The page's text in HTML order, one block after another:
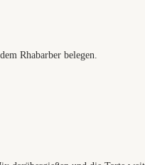
Rhabarber belegen.